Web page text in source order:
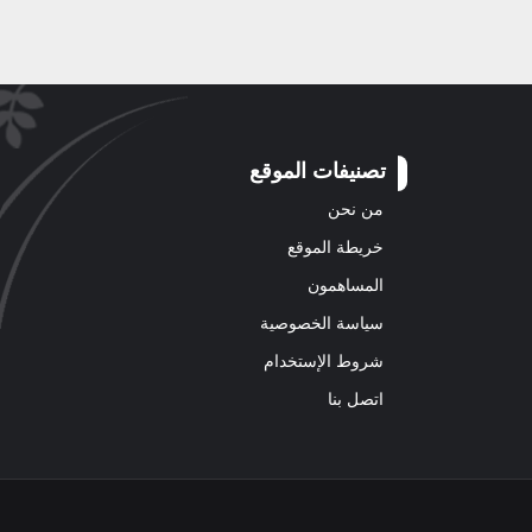
تصنيفات الموقع
من نحن
خريطة الموقع
المساهمون
سياسة الخصوصية
شروط الإستخدام
اتصل بنا